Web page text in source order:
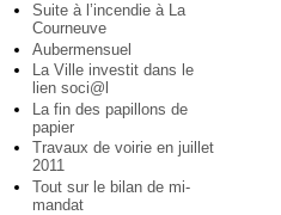
Suite à l’incendie à La
Courneuve
Aubermensuel
La Ville investit dans le
lien soci@l
La fin des papillons de
papier
Travaux de voirie en juillet
2011
Tout sur le bilan de mi-
mandat